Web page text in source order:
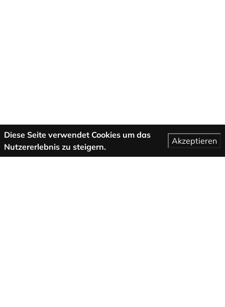
Diese Seite verwendet Cookies um das
Nutzererlebnis zu steigern.
Akzeptieren